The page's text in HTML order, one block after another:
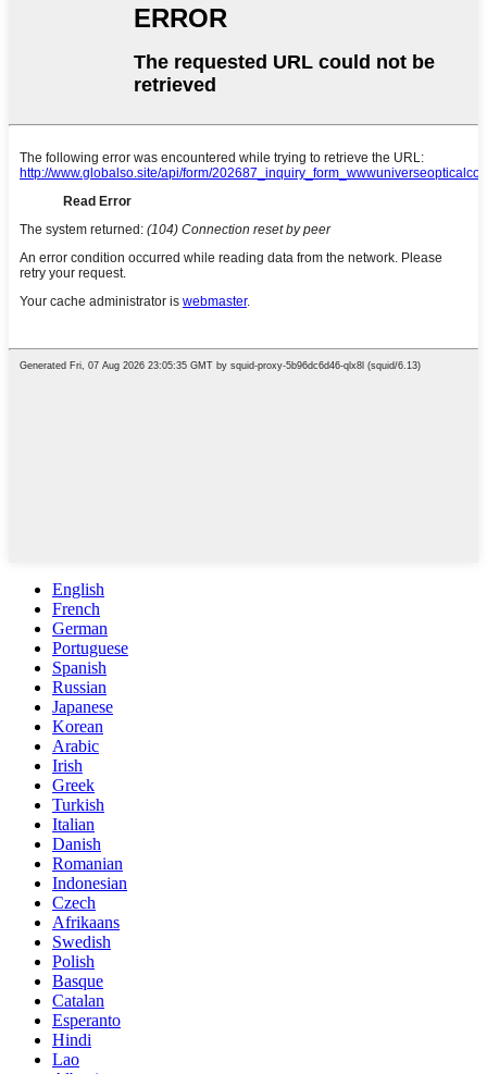
English
French
German
Portuguese
Spanish
Russian
Japanese
Korean
Arabic
Irish
Greek
Turkish
Italian
Danish
Romanian
Indonesian
Czech
Afrikaans
Swedish
Polish
Basque
Catalan
Esperanto
Hindi
Lao